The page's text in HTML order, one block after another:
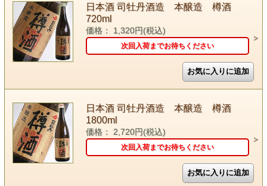
日本酒 司牡丹酒造 本醸造 樽酒
720ml
価格： 1,320円(税込)
次回入荷までお待ちください
日本酒 司牡丹酒造 本醸造 樽酒
1800ml
価格： 2,720円(税込)
次回入荷までお待ちください